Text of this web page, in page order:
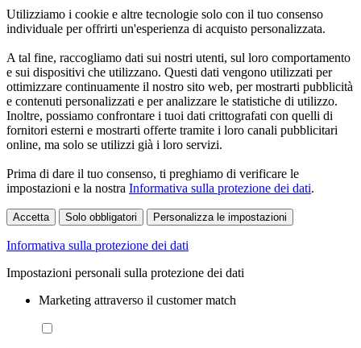
Utilizziamo i cookie e altre tecnologie solo con il tuo consenso
individuale per offrirti un'esperienza di acquisto personalizzata.
A tal fine, raccogliamo dati sui nostri utenti, sul loro comportamento
e sui dispositivi che utilizzano. Questi dati vengono utilizzati per
ottimizzare continuamente il nostro sito web, per mostrarti pubblicità
e contenuti personalizzati e per analizzare le statistiche di utilizzo.
Inoltre, possiamo confrontare i tuoi dati crittografati con quelli di
fornitori esterni e mostrarti offerte tramite i loro canali pubblicitari
online, ma solo se utilizzi già i loro servizi.
Prima di dare il tuo consenso, ti preghiamo di verificare le
impostazioni e la nostra Informativa sulla protezione dei dati.
Accetta Solo obbligatori Personalizza le impostazioni
Informativa sulla protezione dei dati
Impostazioni personali sulla protezione dei dati
Marketing attraverso il customer match